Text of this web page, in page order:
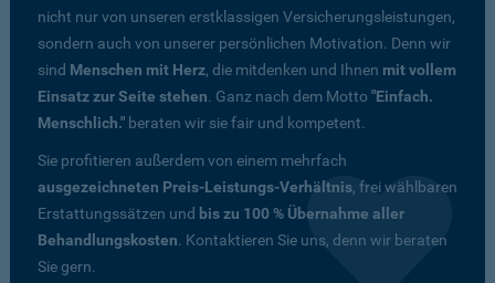
nicht nur von unseren erstklassigen Versicherungsleistungen,
sondern auch von unserer persönlichen Motivation. Denn wir
sind Menschen mit Herz, die mitdenken und Ihnen mit vollem
Einsatz zur Seite stehen. Ganz nach dem Motto"Einfach.
Menschlich." beraten wir sie fair und kompetent.
Sie profitieren außerdem von einem mehrfach
ausgezeichneten Preis-Leistungs-Verhältnis, frei wählbaren
Erstattungssätzen und bis zu 100 % Übernahme aller
Behandlungskosten. Kontaktieren Sie uns, denn wir beraten
Sie gern.